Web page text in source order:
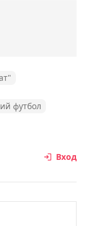
футбол
Вход